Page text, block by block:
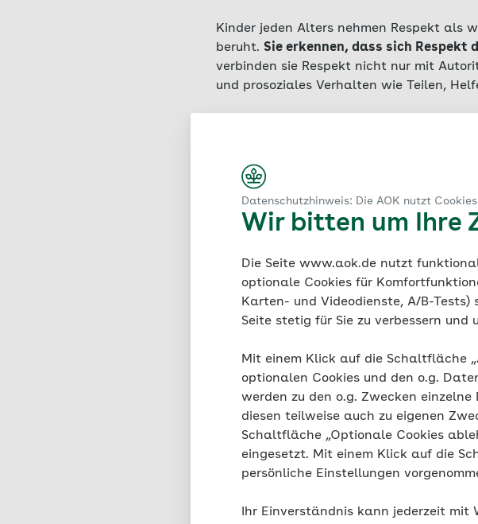
Datenschutzhinweis: Die AOK nutzt Cookies
Wir bitten um Ihre
Die Seite www.aok.de nutzt
optionale Cookies für
Karten- und Videodienste, A/B-Tests)
Seite stetig für Sie zu verbessern
Mit einem Klick auf die Schaltfläche
optionalen Cookies und den o.g.
werden zu den o.g. Zwecken
diesen teilweise auch zu eigenen
Schaltfläche „Optionale Cookies
eingesetzt. Mit einem Klick auf die
persönliche Einstellungen
Ihr Einverständnis kann jederzeit
Kinder jeden Alters nehmen Respekt als
beruht. Sie erkennen, dass sich Respekt
verbinden sie Respekt nicht nur mit
und prosoziales Verhalten wie Teilen,
Warum ist
Respekt ist nicht nur die Basis für ein
Wohlbefinden von Kindern und
Zudem weisen Kinder, die von anderen
auf. Soziale Kompetenz
Rücksicht nehmen, Grenzen
selbst.
Darüber hinaus deutet die Forschung
Aggressionen bei Kindern und
Selbstwertgefühl schützt außerdem vor
selbst vertrauen, sind